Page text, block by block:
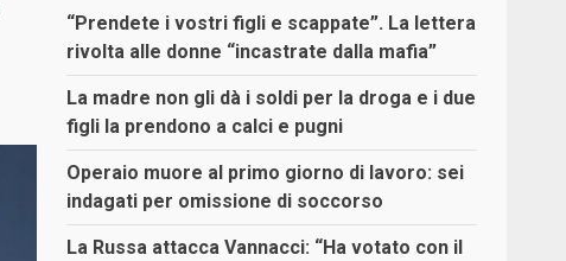
“Prendete i vostri figli e scappate”. La lettera
rivolta alle donne “incastrate dalla mafia”
La madre non gli dà i soldi per la droga e i due
figli la prendono a calci e pugni
Operaio muore al primo giorno di lavoro: sei
indagati per omissione di soccorso
La Russa attacca Vannacci: “Ha votato con il